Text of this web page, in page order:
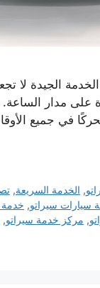
الجيدة لا
على مدار
في جميع
, الخدمة السريعة,
سيارات سيراتو, خدمة
, مركز خدمة سيراتو,